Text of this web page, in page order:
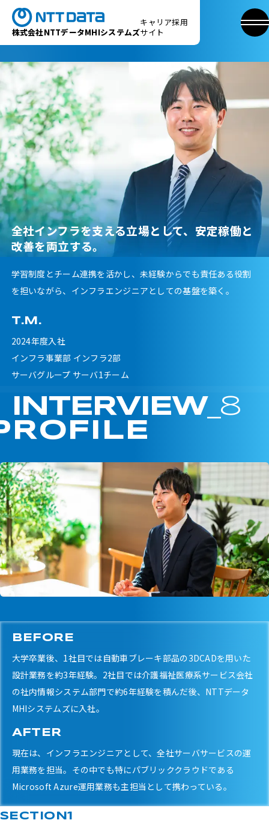
株式会社NTTデータMHIシステムズ
キャリア採用
サイト
INTERVIEW_8
全社インフラを支える立場として、安定稼働と
改善を両立する。
学習制度とチーム連携を活かし、未経験からでも責任ある役割
を担いながら、 インフラエンジニアとしての基盤を築く。
T.M.
2024年度入社
インフラ事業部 インフラ2部
サーバグループ サーバ1チーム
BEFORE
大学卒業後、1社目では自動車ブレーキ部品の3DCADを用いた
設計業務を約3年経験。2社目では介護福祉医療系サービス会社
の社内情報システム部門で約6年経験を積んだ後、NTTデータ
MHIシステムズに入社。
AFTER
現在は、インフラエンジニアとして、全社サーバサービスの運
用業務を担当。その中でも特にパブリッククラウドである
Microsoft Azure運用業務も主担当として携わっている。